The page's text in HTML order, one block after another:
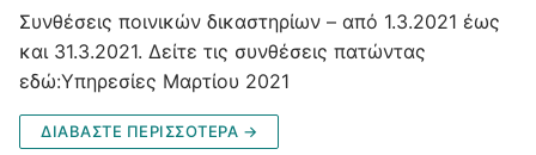
Συνθέσεις ποινικών δικαστηρίων – από 1.3.2021 έως
και 31.3.2021. Δείτε τις συνθέσεις πατώντας
εδώ:Υπηρεσίες Μαρτίου 2021
ΔΙΑΒΑΣΤΕ ΠΕΡΙΣΣΟΤΕΡΑ →